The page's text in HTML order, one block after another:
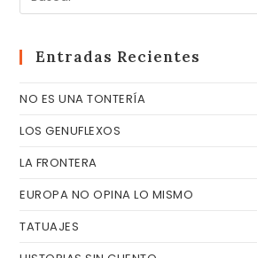
Entradas Recientes
NO ES UNA TONTERÍA
LOS GENUFLEXOS
LA FRONTERA
EUROPA NO OPINA LO MISMO
TATUAJES